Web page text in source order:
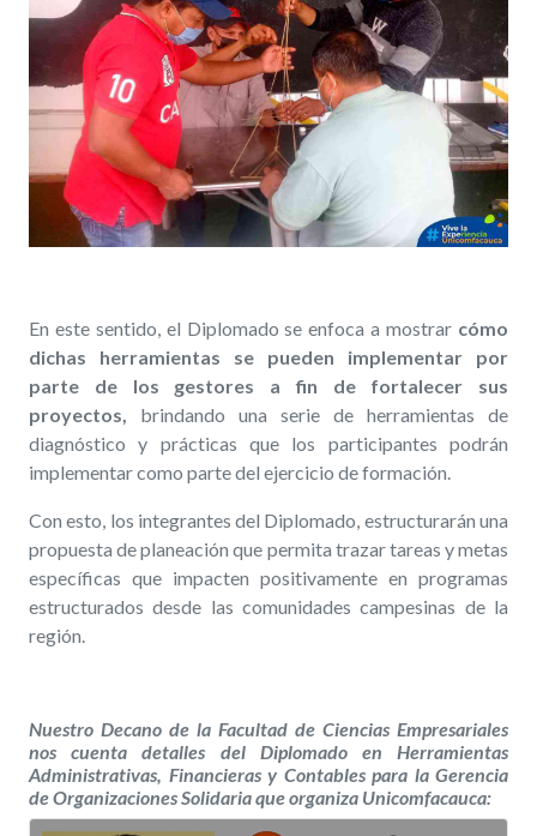
En este sentido, el Diplomado se enfoca a mostrar cómo
dichas herramientas se pueden implementar por
parte de los gestores a fin de fortalecer sus
proyectos, brindando una serie de herramientas de
diagnóstico y prácticas que los participantes podrán
implementar como parte del ejercicio de formación.
Con esto, los integrantes del Diplomado, estructurarán una
propuesta de planeación que permita trazar tareas y metas
específicas que impacten positivamente en programas
estructurados desde las comunidades campesinas de la
región.
Nuestro Decano de la Facultad de Ciencias Empresariales
nos cuenta detalles del Diplomado en Herramientas
Administrativas, Financieras y Contables para la Gerencia
de Organizaciones Solidaria que organiza Unicomfacauca: